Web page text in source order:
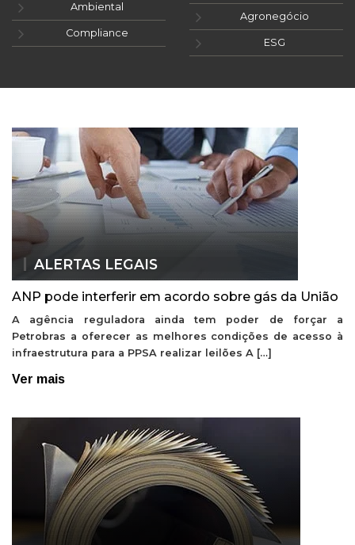
Ambiental
Compliance
Agronegócio
ESG
ALERTAS LEGAIS
ANP pode interferir em acordo sobre gás da União
A agência reguladora ainda tem poder de forçar a
Petrobras a oferecer as melhores condições de acesso à
infraestrutura para a PPSA realizar leilões A […]
Ver mais